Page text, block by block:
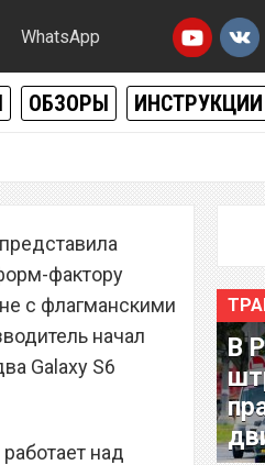
WhatsApp
ОБЗОРЫ ИНСТРУКЦИИ
фактору
с флагманскими
начал
Galaxy S6
над
В